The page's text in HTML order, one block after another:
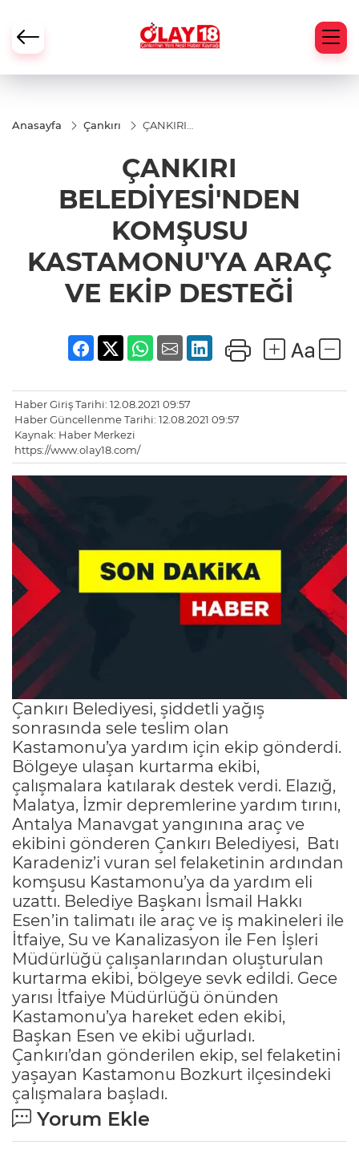
Anasayfa Çankırı
ÇANKIRI
KASTAMONU'YA
ARAÇ VE EKİP
DESTEĞİ
ÇANKIRI
BELEDİYESİ'NDEN
KOMŞUSU
KASTAMONU'YA ARAÇ
VE EKİP DESTEĞİ
Haber Giriş Tarihi: 12.08.2021 09:57
Haber Güncellenme Tarihi: 12.08.2021 09:57
Kaynak: Haber Merkezi
https://www.olay18.com/
Çankırı Belediyesi, şiddetli yağış
sonrasında sele teslim olan
Kastamonu’ya yardım için ekip gönderdi.
Bölgeye ulaşan kurtarma ekibi,
çalışmalara katılarak destek verdi. Elazığ,
Malatya, İzmir depremlerine yardım tırını,
Antalya Manavgat yangınına araç ve
ekibini gönderen Çankırı Belediyesi, Batı
Karadeniz’i vuran sel felaketinin ardından
komşusu Kastamonu’ya da yardım eli
uzattı. Belediye Başkanı İsmail Hakkı
Esen’in talimatı ile araç ve iş makineleri ile
İtfaiye, Su ve Kanalizasyon ile Fen İşleri
Müdürlüğü çalışanlarından oluşturulan
kurtarma ekibi, bölgeye sevk edildi. Gece
yarısı İtfaiye Müdürlüğü önünden
Kastamonu’ya hareket eden ekibi,
Başkan Esen ve ekibi uğurladı.
Çankırı’dan gönderilen ekip, sel felaketini
yaşayan Kastamonu Bozkurt ilçesindeki
çalışmalara başladı.
Yorum Ekle